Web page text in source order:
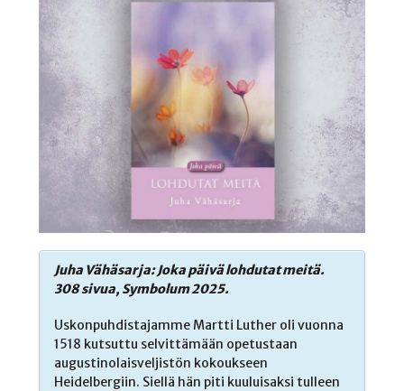
Juha Vähäsarja: Joka päivä lohdutat meitä.
308 sivua, Symbolum 2025.
Uskonpuhdistajamme Martti Luther oli vuonna
1518 kutsuttu selvittämään opetustaan
augustinolaisveljistön kokoukseen
Heidelbergiin. Siellä hän piti kuuluisaksi tulleen